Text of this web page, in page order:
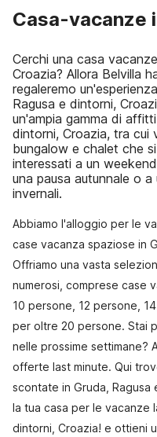
Casa-vacanze
Cerchi una casa
Croazia? Allora Belvilla
regaleremo
Ragusa e dintorni,
un'ampia gamma di
dintorni, Croazia, tra cui
bungalow e chalet che
interessati a un
una pausa autunnale o
invernali.
Abbiamo l'alloggio per le
case vacanza spaziose in
Offriamo una vasta
numerosi, comprese case
10 persone, 12 persone,
per oltre 20 persone. Stai
nelle prossime settimane?
offerte last minute. Qui
scontate in Gruda,
la tua casa per le vacanze
dintorni, Croazia! e ottieni